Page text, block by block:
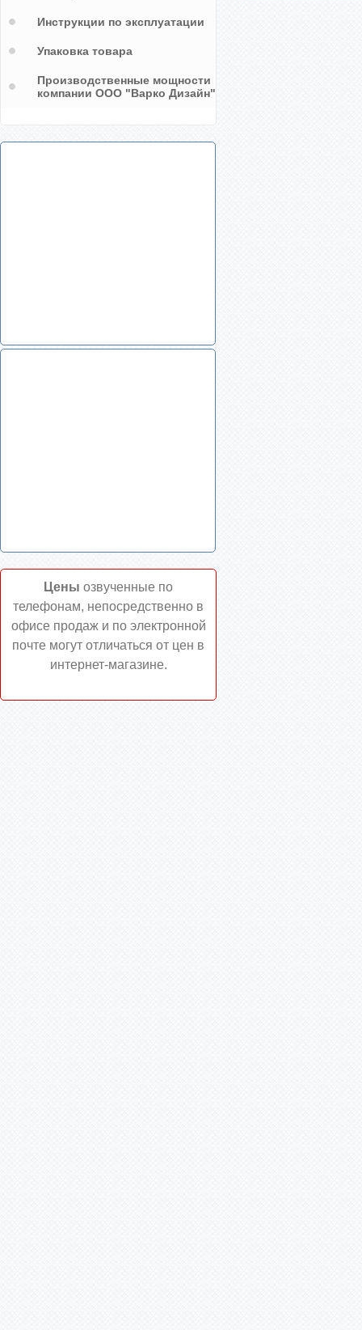
Инструкции по эксплуатации
Упаковка товара
Производственные мощности
компании ООО "Варко Дизайн"
Цены озвученные по
телефонам, непосредственно в
офисе продаж и по электронной
почте могут отличаться от цен в
интернет-магазине.